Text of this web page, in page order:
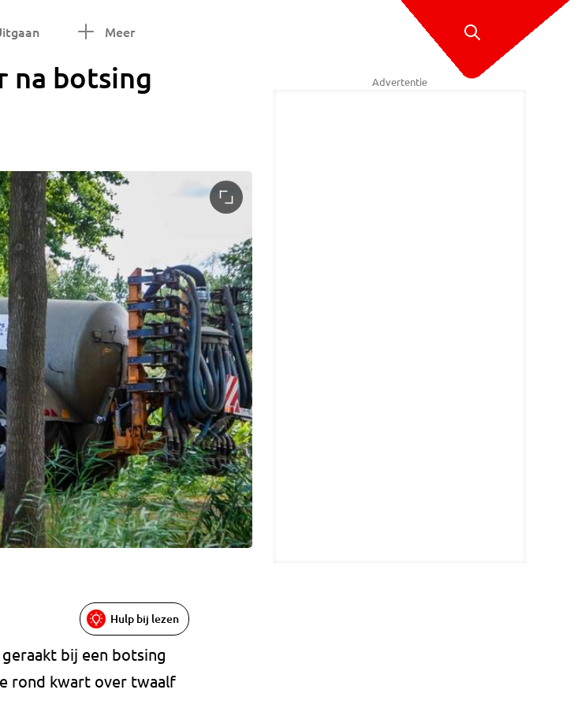
Meer
na botsing
Hulp bij lezen
bij een botsing
rond kwart over twaalf
Advertentie